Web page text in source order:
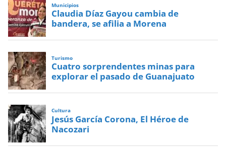
Municipios
Claudia Díaz Gayou cambia de
bandera, se afilia a Morena
Turismo
Cuatro sorprendentes minas para
explorar el pasado de Guanajuato
Cultura
Jesús García Corona, El Héroe de
Nacozari